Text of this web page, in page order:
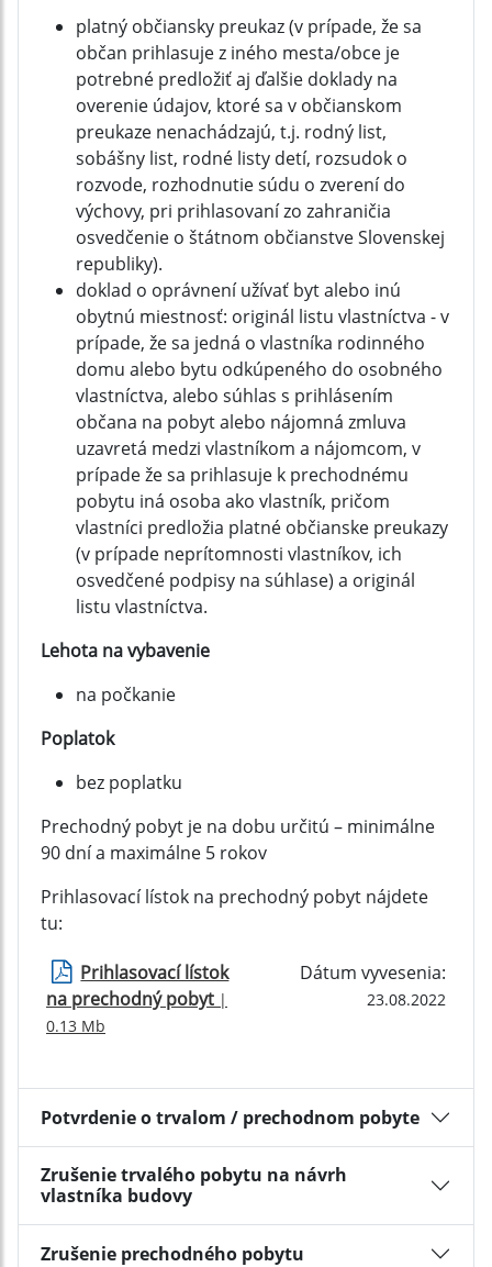
platný občiansky preukaz (v prípade, že sa
občan prihlasuje z iného mesta/obce je
potrebné predložiť aj ďalšie doklady na
overenie údajov, ktoré sa v občianskom
preukaze nenachádzajú, t.j. rodný list,
sobášny list, rodné listy detí, rozsudok o
rozvode, rozhodnutie súdu o zverení do
výchovy, pri prihlasovaní zo zahraničia
osvedčenie o štátnom občianstve Slovenskej
republiky).
doklad o oprávnení užívať byt alebo inú
obytnú miestnosť: originál listu vlastníctva - v
prípade, že sa jedná o vlastníka rodinného
domu alebo bytu odkúpeného do osobného
vlastníctva, alebo súhlas s prihlásením
občana na pobyt alebo nájomná zmluva
uzavretá medzi vlastníkom a nájomcom, v
prípade že sa prihlasuje k prechodnému
pobytu iná osoba ako vlastník, pričom
vlastníci predložia platné občianske preukazy
(v prípade neprítomnosti vlastníkov, ich
osvedčené podpisy na súhlase) a originál
listu vlastníctva.
Lehota na vybavenie
na počkanie
Poplatok
bez poplatku
Prechodný pobyt je na dobu určitú – minimálne
90 dní a maximálne 5 rokov
Prihlasovací lístok na prechodný pobyt nájdete
tu:
Prihlasovací lístok
na prechodný pobyt |
0.13 Mb
Dátum vyvesenia:
23.08.2022
Potvrdenie o trvalom / prechodnom pobyte
Zrušenie trvalého pobytu na návrh
vlastníka budovy
Zrušenie prechodného pobytu